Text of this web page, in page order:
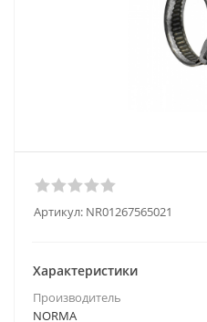
Артикул: NR01267565021
Характеристики
Производитель
NORMA